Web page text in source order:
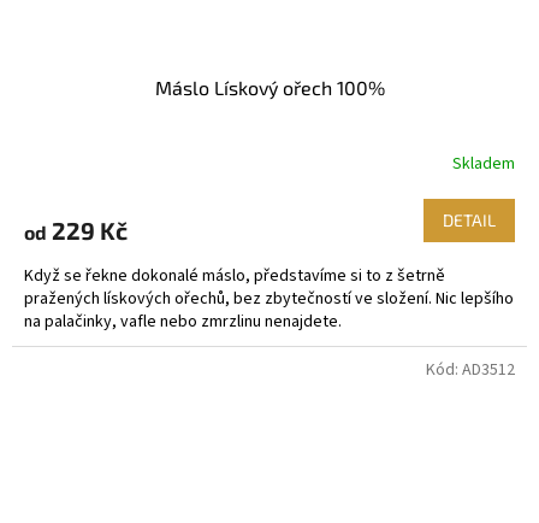
Máslo Lískový ořech 100%
Skladem
od 229 Kč DETAIL
Když se řekne dokonalé máslo, představíme si to z šetrně
pražených lískových ořechů, bez zbytečností ve složení. Nic lepšího
na palačinky, vafle nebo zmrzlinu nenajdete.
Kód: AD3512